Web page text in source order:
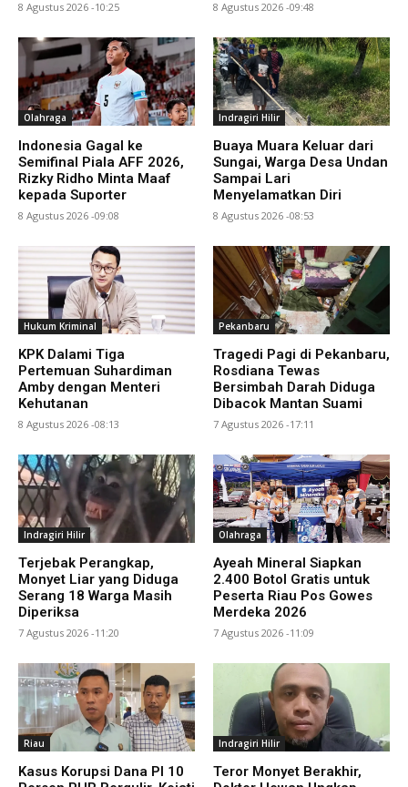
8 Agustus 2026 -10:25 8 Agustus 2026 -09:48
Olahraga
Indonesia Gagal ke
Semifinal Piala AFF 2026,
Rizky Ridho Minta Maaf
kepada Suporter
8 Agustus 2026 -09:08
Indragiri Hilir
Buaya Muara Keluar dari
Sungai, Warga Desa Undan
Sampai Lari
Menyelamatkan Diri
8 Agustus 2026 -08:53
Hukum Kriminal
KPK Dalami Tiga
Pertemuan Suhardiman
Amby dengan Menteri
Kehutanan
8 Agustus 2026 -08:13
Pekanbaru
Tragedi Pagi di Pekanbaru,
Rosdiana Tewas
Bersimbah Darah Diduga
Dibacok Mantan Suami
7 Agustus 2026 -17:11
Indragiri Hilir
Terjebak Perangkap,
Monyet Liar yang Diduga
Serang 18 Warga Masih
Diperiksa
7 Agustus 2026 -11:20
Olahraga
Ayeah Mineral Siapkan
2.400 Botol Gratis untuk
Peserta Riau Pos Gowes
Merdeka 2026
7 Agustus 2026 -11:09
Riau
Kasus Korupsi Dana PI 10
Indragiri Hilir
Teror Monyet Berakhir,